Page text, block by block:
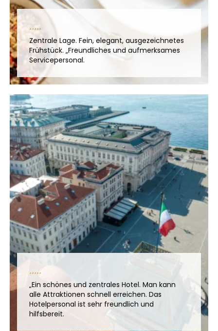
Zentrale Lage. Fein, elegant, ausgezeichnetes
Frühstück. „Freundliches und aufmerksames
Servicepersonal.
„Ein schönes und zentrales Hotel. Man kann
alle Attraktionen schnell erreichen. Das
Hotelpersonal ist sehr freundlich und
hilfsbereit.